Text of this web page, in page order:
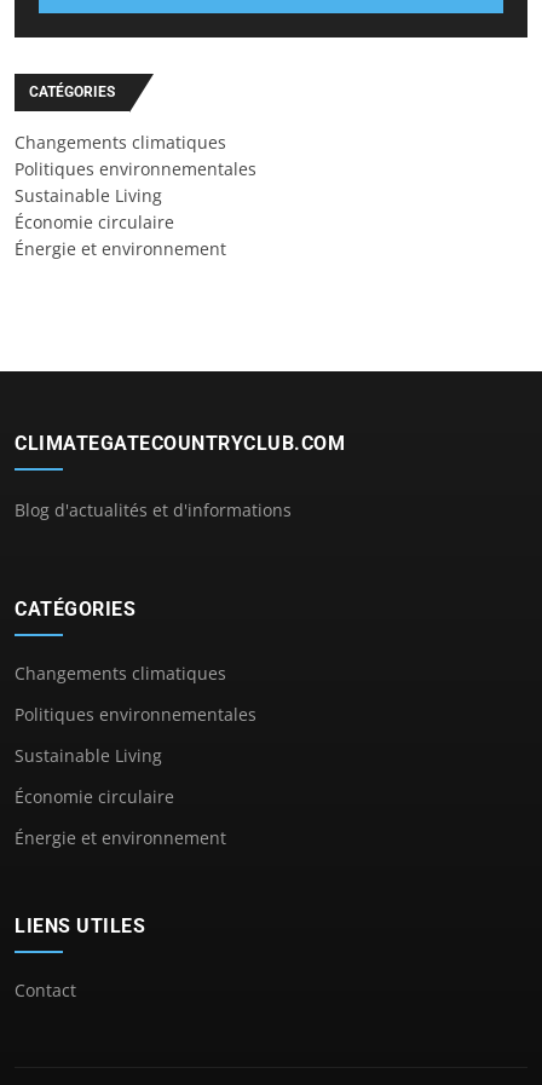
CATÉGORIES
Changements climatiques
Politiques environnementales
Sustainable Living
Économie circulaire
Énergie et environnement
CLIMATEGATECOUNTRYCLUB.COM
Blog d'actualités et d'informations
CATÉGORIES
Changements climatiques
Politiques environnementales
Sustainable Living
Économie circulaire
Énergie et environnement
LIENS UTILES
Contact